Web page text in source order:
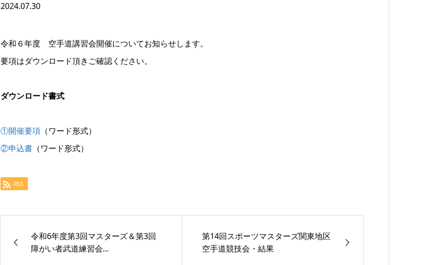
2024.07.30
令和６年度 空手道講習会開催についてお知らせします。
要項はダウンロード頂きご確認ください。
ダウンロード書式
①開催要項 （ワード形式）
②申込書 （ワード形式）
RSS
令和6年度第3回マスターズ＆第3回
障がい者武道練習会...
第14回スポーツマスターズ関東地区
空手道競技会・結果